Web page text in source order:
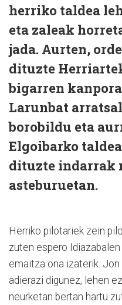
herriko taldea
eta zaleak
jada. Aurten,
dituzte
bigarren
Larunbat
borobildu eta
Elgoibarko
dituzte indarrak
asteburuetan.
Herriko pilotariek zein
zuten espero
emaitza ona izaterik.
adierazi digunez, lehen
neurketan bertan hartu